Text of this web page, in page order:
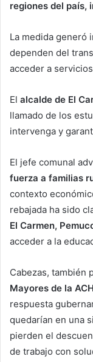
regiones del país,
La medida generó
dependen del
acceder a
El alcalde de El
llamado de los
intervenga y
El jefe comunal
fuerza a familias
contexto
rebajada ha sido
El Carmen,
acceder a la
Cabezas, también
Mayores de la
respuesta
quedarían en una
pierden el
de trabajo con